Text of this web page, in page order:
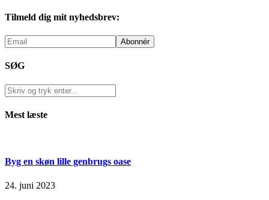
Tilmeld dig mit nyhedsbrev:
SØG
Mest læste
Byg en skøn lille genbrugs oase
24. juni 2023